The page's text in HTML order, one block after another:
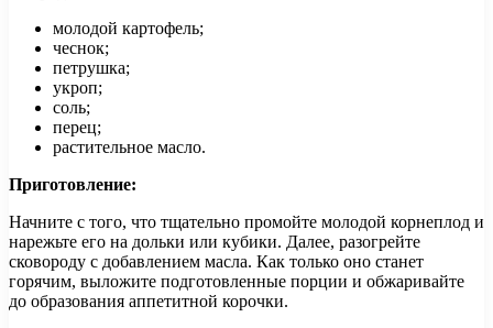
молодой картофель;
чеснок;
петрушка;
укроп;
соль;
перец;
растительное масло.
Приготовление:
Начните с того, что тщательно промойте молодой корнеплод и
нарежьте его на дольки или кубики. Далее, разогрейте
сковороду с добавлением масла. Как только оно станет
горячим, выложите подготовленные порции и обжаривайте
до образования аппетитной корочки.